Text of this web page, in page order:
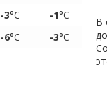
-3°C -1°C
-6°C -3°C
В